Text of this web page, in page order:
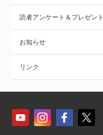
読者アンケート＆プレゼント
お知らせ
リンク